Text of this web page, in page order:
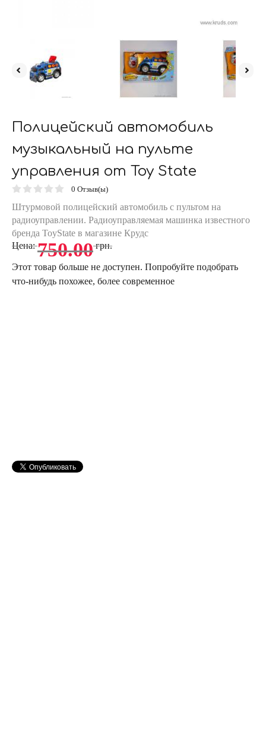
Полицейский автомобиль
музыкальный на пульте
управления от Toy State
0 Отзыв(ы)
Штурмовой полицейский автомобиль с пультом на
радиоуправлении. Радиоуправляемая машинка известного
бренда ToyState в магазине Крудс
Цена: 750.00 грн.
Этот товар больше не доступен. Попробуйте подобрать
что-нибудь похожее, более современное